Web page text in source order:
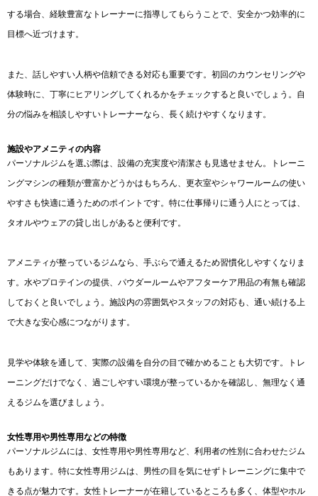
する場合、経験豊富なトレーナーに指導してもらうことで、安全かつ効率的に
目標へ近づけます。
また、話しやすい人柄や信頼できる対応も重要です。初回のカウンセリングや
体験時に、丁寧にヒアリングしてくれるかをチェックすると良いでしょう。自
分の悩みを相談しやすいトレーナーなら、長く続けやすくなります。
施設やアメニティの内容
パーソナルジムを選ぶ際は、設備の充実度や清潔さも見逃せません。トレーニ
ングマシンの種類が豊富かどうかはもちろん、更衣室やシャワールームの使い
やすさも快適に通うためのポイントです。特に仕事帰りに通う人にとっては、
タオルやウェアの貸し出しがあると便利です。
アメニティが整っているジムなら、手ぶらで通えるため習慣化しやすくなりま
す。水やプロテインの提供、パウダールームやアフターケア用品の有無も確認
しておくと良いでしょう。施設内の雰囲気やスタッフの対応も、通い続ける上
で大きな安心感につながります。
見学や体験を通して、実際の設備を自分の目で確かめることも大切です。トレ
ーニングだけでなく、過ごしやすい環境が整っているかを確認し、無理なく通
えるジムを選びましょう。
女性専用や男性専用などの特徴
パーソナルジムには、女性専用や男性専用など、利用者の性別に合わせたジム
もあります。特に女性専用ジムは、男性の目を気にせずトレーニングに集中で
きる点が魅力です。女性トレーナーが在籍しているところも多く、体型やホル